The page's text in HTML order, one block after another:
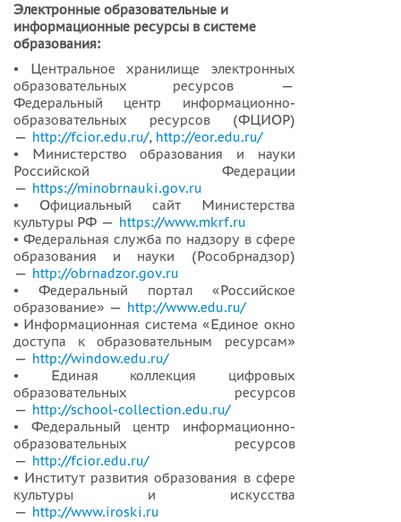
Электронные образовательные и
информационные ресурсы в системе
образования:
• Центральное хранилище электронных
образовательных ресурсов —
Федеральный центр информационно-
образовательных ресурсов (ФЦИОР)
— http://fcior.edu.ru/, http://eor.edu.ru/
• Министерство образования и науки
Российской Федерации
— https://minobrnauki.gov.ru
• Официальный сайт Министерства
культуры РФ — https://www.mkrf.ru
• Федеральная служба по надзору в сфере
образования и науки (Рособрнадзор)
— http://obrnadzor.gov.ru
• Федеральный портал «Российское
образование» — http://www.edu.ru/
• Информационная система «Единое окно
доступа к образовательным ресурсам»
— http://window.edu.ru/
• Единая коллекция цифровых
образовательных ресурсов
— http://school-collection.edu.ru/
• Федеральный центр информационно-
образовательных ресурсов
— http://fcior.edu.ru/
• Институт развития образования в сфере
культуры и искусства
— http://www.iroski.ru